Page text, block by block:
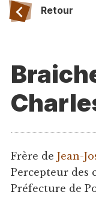
Retour
Frère de Jean-
Percepteur des
Préfecture de